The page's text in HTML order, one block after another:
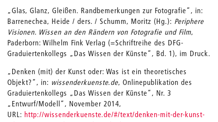
„Glas, Glanz, Gleißen. Randbemerkungen zur Fotografie“, in:
Barrenechea, Heide / ders. / Schumm, Moritz (Hg.): Periphere
Visionen. Wissen an den Rändern von Fotografie und Film,
Paderborn: Wilhelm Fink Verlag (=Schriftreihe des DFG-
Graduiertenkollegs „Das Wissen der Künste“, Bd. 1), im Druck.
„Denken (mit) der Kunst oder: Was ist ein theoretisches
Objekt?“, in: wissenderkuenste.de, Onlinepublikation des
Graduiertenkollegs „Das Wissen der Künste“, Nr. 3
„Entwurf/Modell“, November 2014,
URL: http://wissenderkuenste.de/#/text/denken-mit-der-kunst-